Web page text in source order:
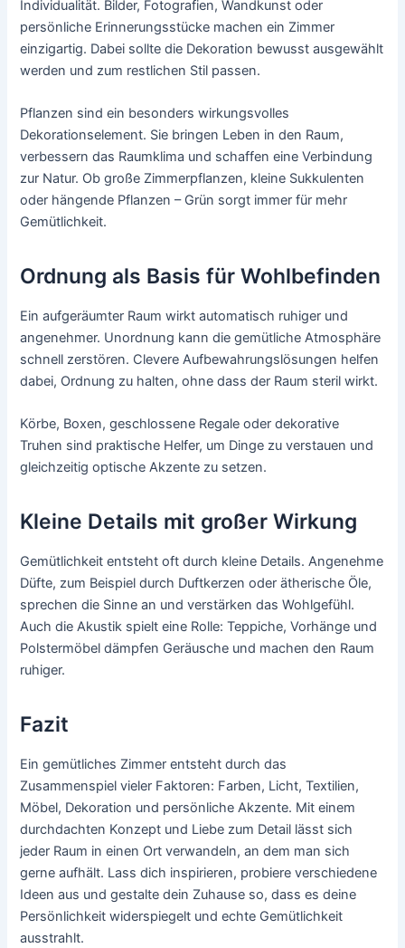
Individualität. Bilder, Fotografien, Wandkunst oder
persönliche Erinnerungsstücke machen ein Zimmer
einzigartig. Dabei sollte die Dekoration bewusst ausgewählt
werden und zum restlichen Stil passen.
Pflanzen sind ein besonders wirkungsvolles
Dekorationselement. Sie bringen Leben in den Raum,
verbessern das Raumklima und schaffen eine Verbindung
zur Natur. Ob große Zimmerpflanzen, kleine Sukkulenten
oder hängende Pflanzen – Grün sorgt immer für mehr
Gemütlichkeit.
Ordnung als Basis für Wohlbefinden
Ein aufgeräumter Raum wirkt automatisch ruhiger und
angenehmer. Unordnung kann die gemütliche Atmosphäre
schnell zerstören. Clevere Aufbewahrungslösungen helfen
dabei, Ordnung zu halten, ohne dass der Raum steril wirkt.
Körbe, Boxen, geschlossene Regale oder dekorative
Truhen sind praktische Helfer, um Dinge zu verstauen und
gleichzeitig optische Akzente zu setzen.
Kleine Details mit großer Wirkung
Gemütlichkeit entsteht oft durch kleine Details. Angenehme
Düfte, zum Beispiel durch Duftkerzen oder ätherische Öle,
sprechen die Sinne an und verstärken das Wohlgefühl.
Auch die Akustik spielt eine Rolle: Teppiche, Vorhänge und
Polstermöbel dämpfen Geräusche und machen den Raum
ruhiger.
Fazit
Ein gemütliches Zimmer entsteht durch das
Zusammenspiel vieler Faktoren: Farben, Licht, Textilien,
Möbel, Dekoration und persönliche Akzente. Mit einem
durchdachten Konzept und Liebe zum Detail lässt sich
jeder Raum in einen Ort verwandeln, an dem man sich
gerne aufhält. Lass dich inspirieren, probiere verschiedene
Ideen aus und gestalte dein Zuhause so, dass es deine
Persönlichkeit widerspiegelt und echte Gemütlichkeit
ausstrahlt.